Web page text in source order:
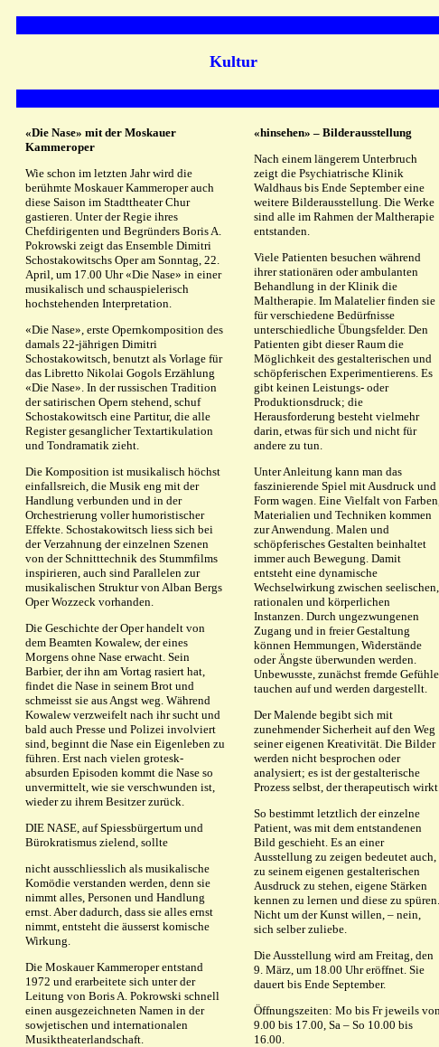
Kultur
«Die Nase» mit der Moskauer
Kammeroper
Wie schon im letzten Jahr wird die
berühmte Moskauer Kammeroper auch
diese Saison im Stadttheater Chur
gastieren. Unter der Regie ihres
Chefdirigenten und Begründers Boris A.
Pokrowski zeigt das Ensemble Dimitri
Schostakowitschs Oper am Sonntag, 22.
April, um 17.00 Uhr «Die Nase» in einer
musikalisch und schauspielerisch
hochstehenden Interpretation.
«Die Nase», erste Opernkomposition des
damals 22-jährigen Dimitri
Schostakowitsch, benutzt als Vorlage für
das Libretto Nikolai Gogols Erzählung
«Die Nase». In der russischen Tradition
der satirischen Opern stehend, schuf
Schostakowitsch eine Partitur, die alle
Register gesanglicher Textartikulation
und Tondramatik zieht.
Die Komposition ist musikalisch höchst
einfallsreich, die Musik eng mit der
Handlung verbunden und in der
Orchestrierung voller humoristischer
Effekte. Schostakowitsch liess sich bei
der Verzahnung der einzelnen Szenen
von der Schnitttechnik des Stummfilms
inspirieren, auch sind Parallelen zur
musikalischen Struktur von Alban Bergs
Oper Wozzeck vorhanden.
Die Geschichte der Oper handelt von
dem Beamten Kowalew, der eines
Morgens ohne Nase erwacht. Sein
Barbier, der ihn am Vortag rasiert hat,
findet die Nase in seinem Brot und
schmeisst sie aus Angst weg. Während
Kowalew verzweifelt nach ihr sucht und
bald auch Presse und Polizei involviert
sind, beginnt die Nase ein Eigenleben zu
führen. Erst nach vielen grotesk-
absurden Episoden kommt die Nase so
unvermittelt, wie sie verschwunden ist,
wieder zu ihrem Besitzer zurück.
DIE NASE, auf Spiessbürgertum und
Bürokratismus zielend, sollte
nicht ausschliesslich als musikalische
Komödie verstanden werden, denn sie
nimmt alles, Personen und Handlung
ernst. Aber dadurch, dass sie alles ernst
nimmt, entsteht die äusserst komische
Wirkung.
Die Moskauer Kammeroper entstand
1972 und erarbeitete sich unter der
Leitung von Boris A. Pokrowski schnell
einen ausgezeichneten Namen in der
sowjetischen und internationalen
Musiktheaterlandschaft.
«hinsehen» – Bilderausstellung
Nach einem längerem Unterbruch
zeigt die Psychiatrische Klinik
Waldhaus bis Ende September eine
weitere Bilderausstellung. Die Werke
sind alle im Rahmen der Maltherapie
entstanden.
Viele Patienten besuchen während
ihrer stationären oder ambulanten
Behandlung in der Klinik die
Maltherapie. Im Malatelier finden sie
für verschiedene Bedürfnisse
unterschiedliche Übungsfelder. Den
Patienten gibt dieser Raum die
Möglichkeit des gestalterischen und
schöpferischen Experimentierens. Es
gibt keinen Leistungs- oder
Produktionsdruck; die
Herausforderung besteht vielmehr
darin, etwas für sich und nicht für
andere zu tun.
Unter Anleitung kann man das
faszinierende Spiel mit Ausdruck und
Form wagen. Eine Vielfalt von
Materialien und Techniken kommen
zur Anwendung. Malen und
schöpferisches Gestalten beinhaltet
immer auch Bewegung. Damit
entsteht eine dynamische
Wechselwirkung zwischen seelischen,
rationalen und körperlichen
Instanzen. Durch ungezwungenen
Zugang und in freier Gestaltung
können Hemmungen, Widerstände
oder Ängste überwunden werden.
Unbewusste, zunächst fremde Gefühle
tauchen auf und werden dargestellt.
Der Malende begibt sich mit
zunehmender Sicherheit auf den Weg
seiner eigenen Kreativität. Die Bilder
werden nicht besprochen oder
analysiert; es ist der gestalterische
Prozess selbst, der therapeutisch
So bestimmt letztlich der einzelne
Patient, was mit dem entstandenen
Bild geschieht. Es an einer
Ausstellung zu zeigen bedeutet auch,
zu seinem eigenen gestalterischen
Ausdruck zu stehen, eigene Stärken
kennen zu lernen und diese zu spüren.
Nicht um der Kunst willen, – nein,
sich selber zuliebe.
Die Ausstellung wird am Freitag, den
9. März, um 18.00 Uhr eröffnet. Sie
dauert bis Ende September.
Öffnungszeiten: Mo bis Fr jeweils
9.00 bis 17.00, Sa – So 10.00 bis
16.00.